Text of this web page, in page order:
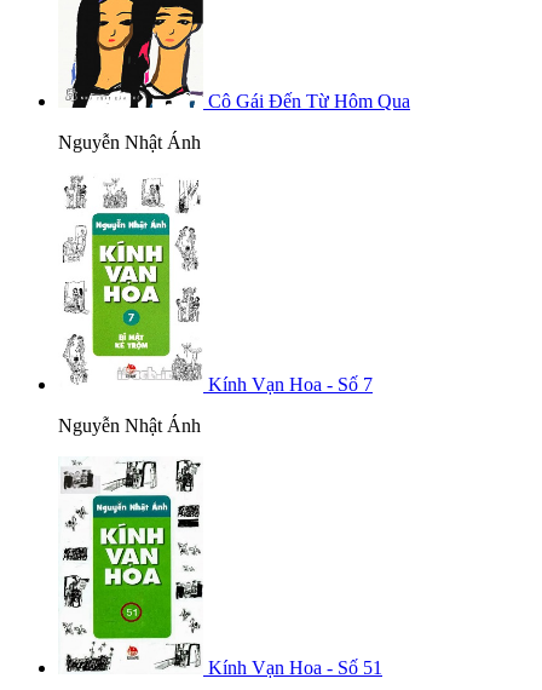
Cô Gái Đến Từ Hôm Qua
Nguyễn Nhật Ánh
Kính Vạn Hoa - Số 7
Nguyễn Nhật Ánh
Kính Vạn Hoa - Số 51